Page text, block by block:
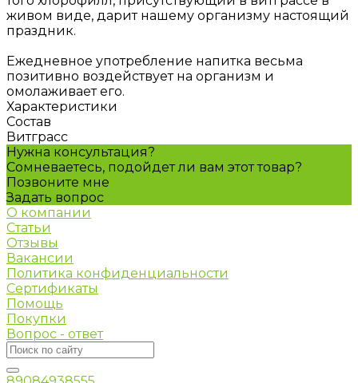
живом виде, дарит нашему организму настоящий
праздник.
Ежедневное употребление напитка весьма
позитивно воздействует на организм и
омолаживает его.
Характеристики
Состав
Витграсс
Нужна консультация?
Сомневаетесь, подойдет ли вам этот товар?
Позвоните мне
Задать вопрос
О компании
Статьи
Отзывы
Вакансии
Политика конфиденциальности
Сертификаты
Помощь
Покупки
Вопрос - ответ